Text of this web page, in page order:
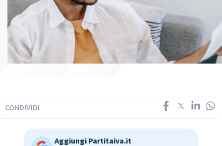
CONDIVIDI
Aggiungi Partitaiva.it